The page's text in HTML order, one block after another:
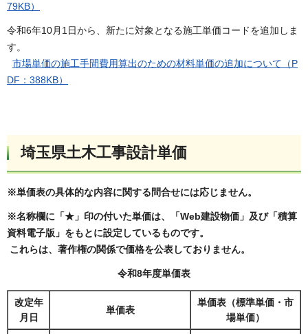
79KB）
令和6年10月1日から、新たに対象となる施工単価コードを追加しま
す。
市場単価の施工手間費用算出のための材料単価の追加について（P
DF：388KB）
埼玉県土木工事設計単価
※単価表の具体的な内容に関する問合せには応じません。
※名称欄に「★」印の付いた単価は、「Web建設物価」及び「積算
資料電子版」をもとに設定しているものです。
これらは、著作権の関係で価格を公表しておりません。
令和8年度単価表
改定年
月日
単価表
単価表（標準単価・市
場単価）